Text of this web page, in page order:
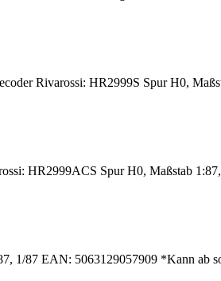
Rivarossi: HR2999S Spur H0,
HR2999ACS Spur H0, Maßstab
1/87 EAN: 5063129057909 *Kann ab